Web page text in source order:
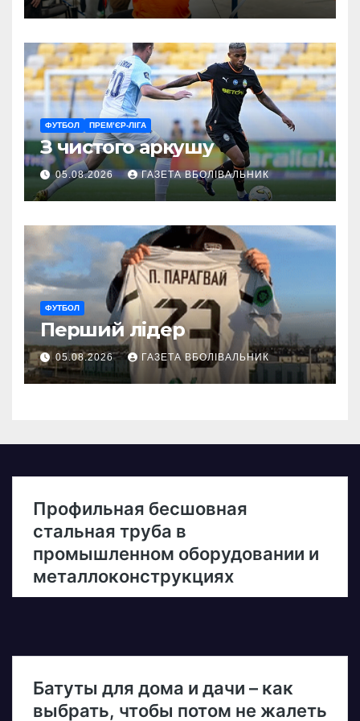
ветеранам
ФУТБОЛ ПРЕМ’ЄР-ЛІГА
З чистого аркушу
05.08.2026 ГАЗЕТА ВБОЛІВАЛЬНИК
ФУТБОЛ
Перший лідер
05.08.2026 ГАЗЕТА ВБОЛІВАЛЬНИК